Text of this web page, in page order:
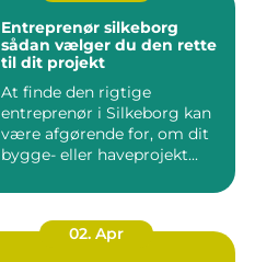
Entreprenør silkeborg
sådan vælger du den rette
til dit projekt
At finde den rigtige
entreprenør i Silkeborg kan
være afgørende for, om dit
bygge- eller haveprojekt...
02. Apr